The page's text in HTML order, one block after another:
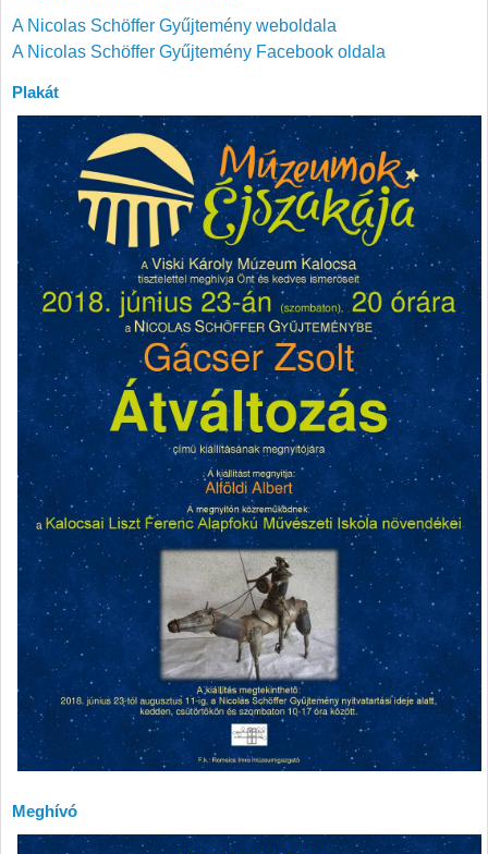
A Nicolas Schöffer Gyűjtemény weboldala
A Nicolas Schöffer Gyűjtemény Facebook oldala
Plakát
Meghívó